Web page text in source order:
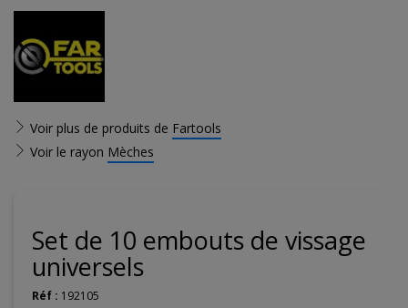
Voir plus de produits de Fartools
Voir le rayon Mèches
Set de 10 embouts de vissage
universels
Réf : 192105